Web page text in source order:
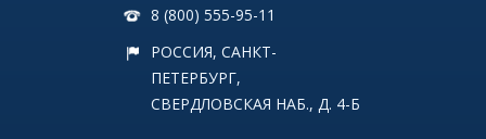
8 (800) 555-95-11
РОССИЯ, САНКТ-
ПЕТЕРБУРГ,
СВЕРДЛОВСКАЯ НАБ., Д. 4-Б